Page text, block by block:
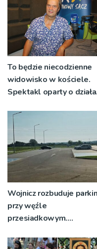
To będzie niecodzienne
widowisko w kościele.
Spektakl oparty o działa
Wojnicz rozbuduje
przy węźle
przesiadkowym.
miejsc